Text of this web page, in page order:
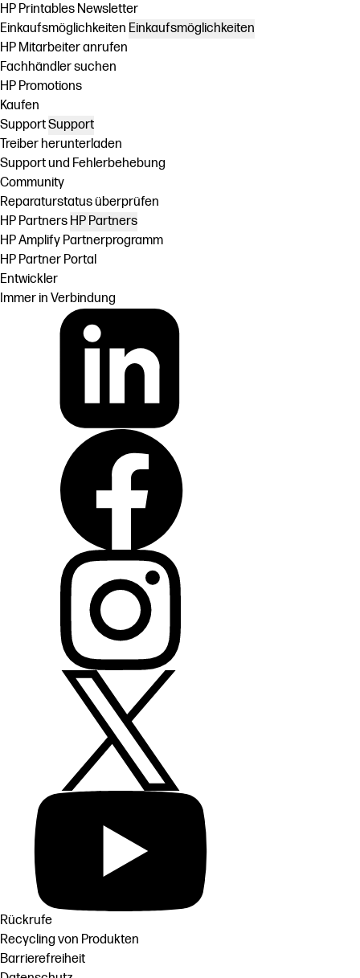
HP Printables Newsletter
Einkaufsmöglichkeiten Einkaufsmöglichkeiten
HP Mitarbeiter anrufen
Fachhändler suchen
HP Promotions
Kaufen
SupportSupport
Treiber herunterladen
Support und Fehlerbehebung
Community
Reparaturstatus überprüfen
HP Partners HP Partners
HP Amplify Partnerprogramm
HP Partner Portal
Entwickler
Immer in Verbindung
Rückrufe
Recycling von Produkten
Barrierefreiheit